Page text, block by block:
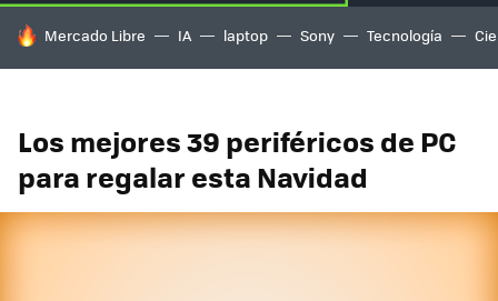
HOY SE HABLA DE
Mercado Libre IA laptop Sony Tecnología
Los mejores 39 periféricos de PC
para regalar esta Navidad